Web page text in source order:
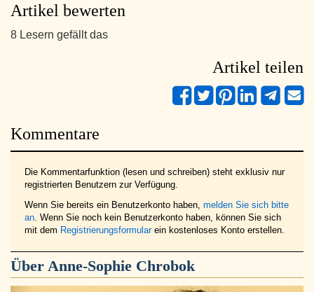
Artikel bewerten
8 Lesern gefällt das
Artikel teilen
Kommentare
Die Kommentarfunktion (lesen und schreiben) steht exklusiv nur
registrierten Benutzern zur Verfügung.
Wenn Sie bereits ein Benutzerkonto haben, melden Sie sich bitte
an . Wenn Sie noch kein Benutzerkonto haben, können Sie sich
mit dem Registrierungsformularein kostenloses Konto erstellen.
Über Anne-Sophie Chrobok